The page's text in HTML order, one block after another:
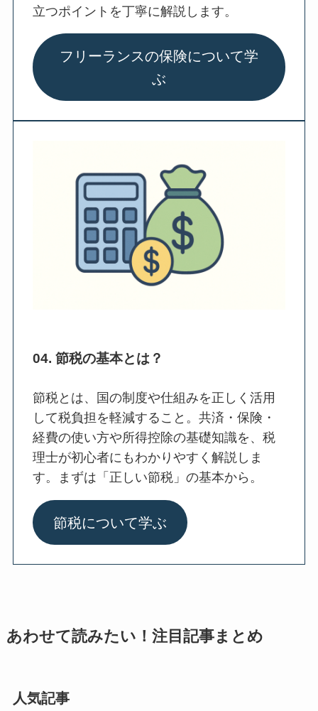
立つポイントを丁寧に解説します。
フリーランスの保険について学
ぶ
04. 節税の基本とは？
節税とは、国の制度や仕組みを正しく活用
して税負担を軽減すること。共済・保険・
経費の使い方や所得控除の基礎知識を、税
理士が初心者にもわかりやすく解説しま
す。まずは「正しい節税」の基本から。
節税について学ぶ
あわせて読みたい！注目記事まとめ
人気記事